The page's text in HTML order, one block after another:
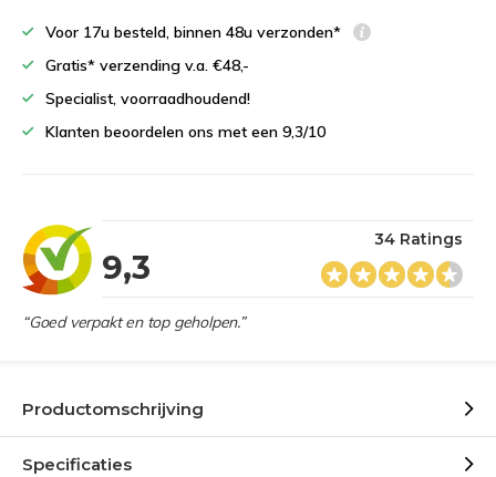
Voor 17u besteld, binnen 48u verzonden*
Gratis* verzending v.a. €48,-
Specialist, voorraadhoudend!
Klanten beoordelen ons met een 9,3/10
9,3
34 Ratings
“Goed verpakt en top geholpen.”
Productomschrijving
Specificaties